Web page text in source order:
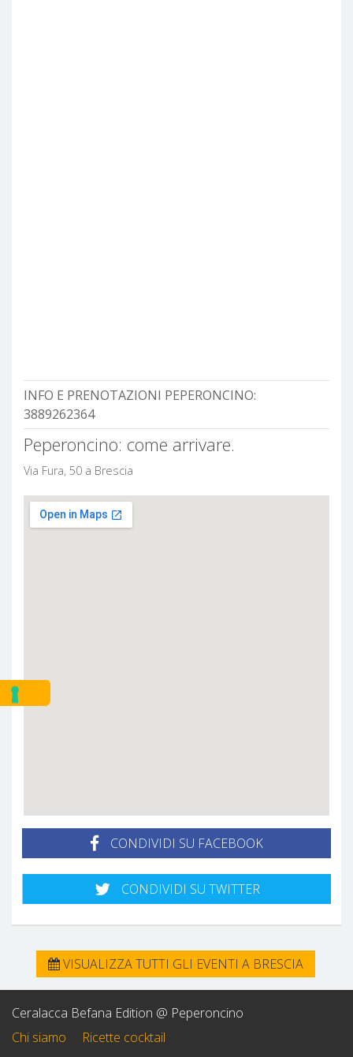
INFO E PRENOTAZIONI PEPERONCINO:
3889262364
Peperoncino: come arrivare.
Via Fura, 50 a Brescia
CONDIVIDI SU FACEBOOK
CONDIVIDI SU TWITTER
VISUALIZZA TUTTI GLI EVENTI A BRESCIA
Ceralacca Befana Edition @ Peperoncino
Chi siamo
Ricette cocktail